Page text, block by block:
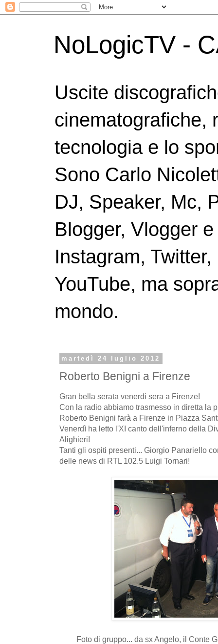
NoLogicTV -
Uscite
cinematografiche,
tecnologia e lo
Sono Carlo
DJ, Speaker, Mc,
Blogger, Vlogger
Instagram,
YouTube, ma
mondo.
martedì 24 luglio 2012
Roberto Benigni a Firenze
Gran bella serata venerdì sera a Firenze!
Con la radio abbiamo trasmesso in diretta la
Roberto Benigni farà a Firenze in Piazza
Venerdì ha letto l'XI canto dell'inferno della
Alighieri!
Tanti gli ospiti presenti... Giorgio Panariello
delle news di RTL 102.5 Luigi Tornari!
Foto di gruppo... da sx Angelo, il Conte